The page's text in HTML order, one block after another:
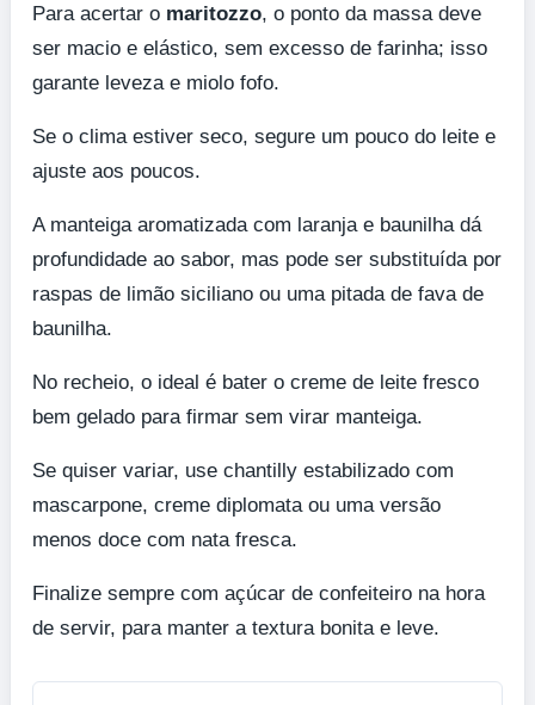
Para acertar o maritozzo, o ponto da massa deve
ser macio e elástico, sem excesso de farinha; isso
garante leveza e miolo fofo.
Se o clima estiver seco, segure um pouco do leite e
ajuste aos poucos.
A manteiga aromatizada com laranja e baunilha dá
profundidade ao sabor, mas pode ser substituída por
raspas de limão siciliano ou uma pitada de fava de
baunilha.
No recheio, o ideal é bater o creme de leite fresco
bem gelado para firmar sem virar manteiga.
Se quiser variar, use chantilly estabilizado com
mascarpone, creme diplomata ou uma versão
menos doce com nata fresca.
Finalize sempre com açúcar de confeiteiro na hora
de servir, para manter a textura bonita e leve.